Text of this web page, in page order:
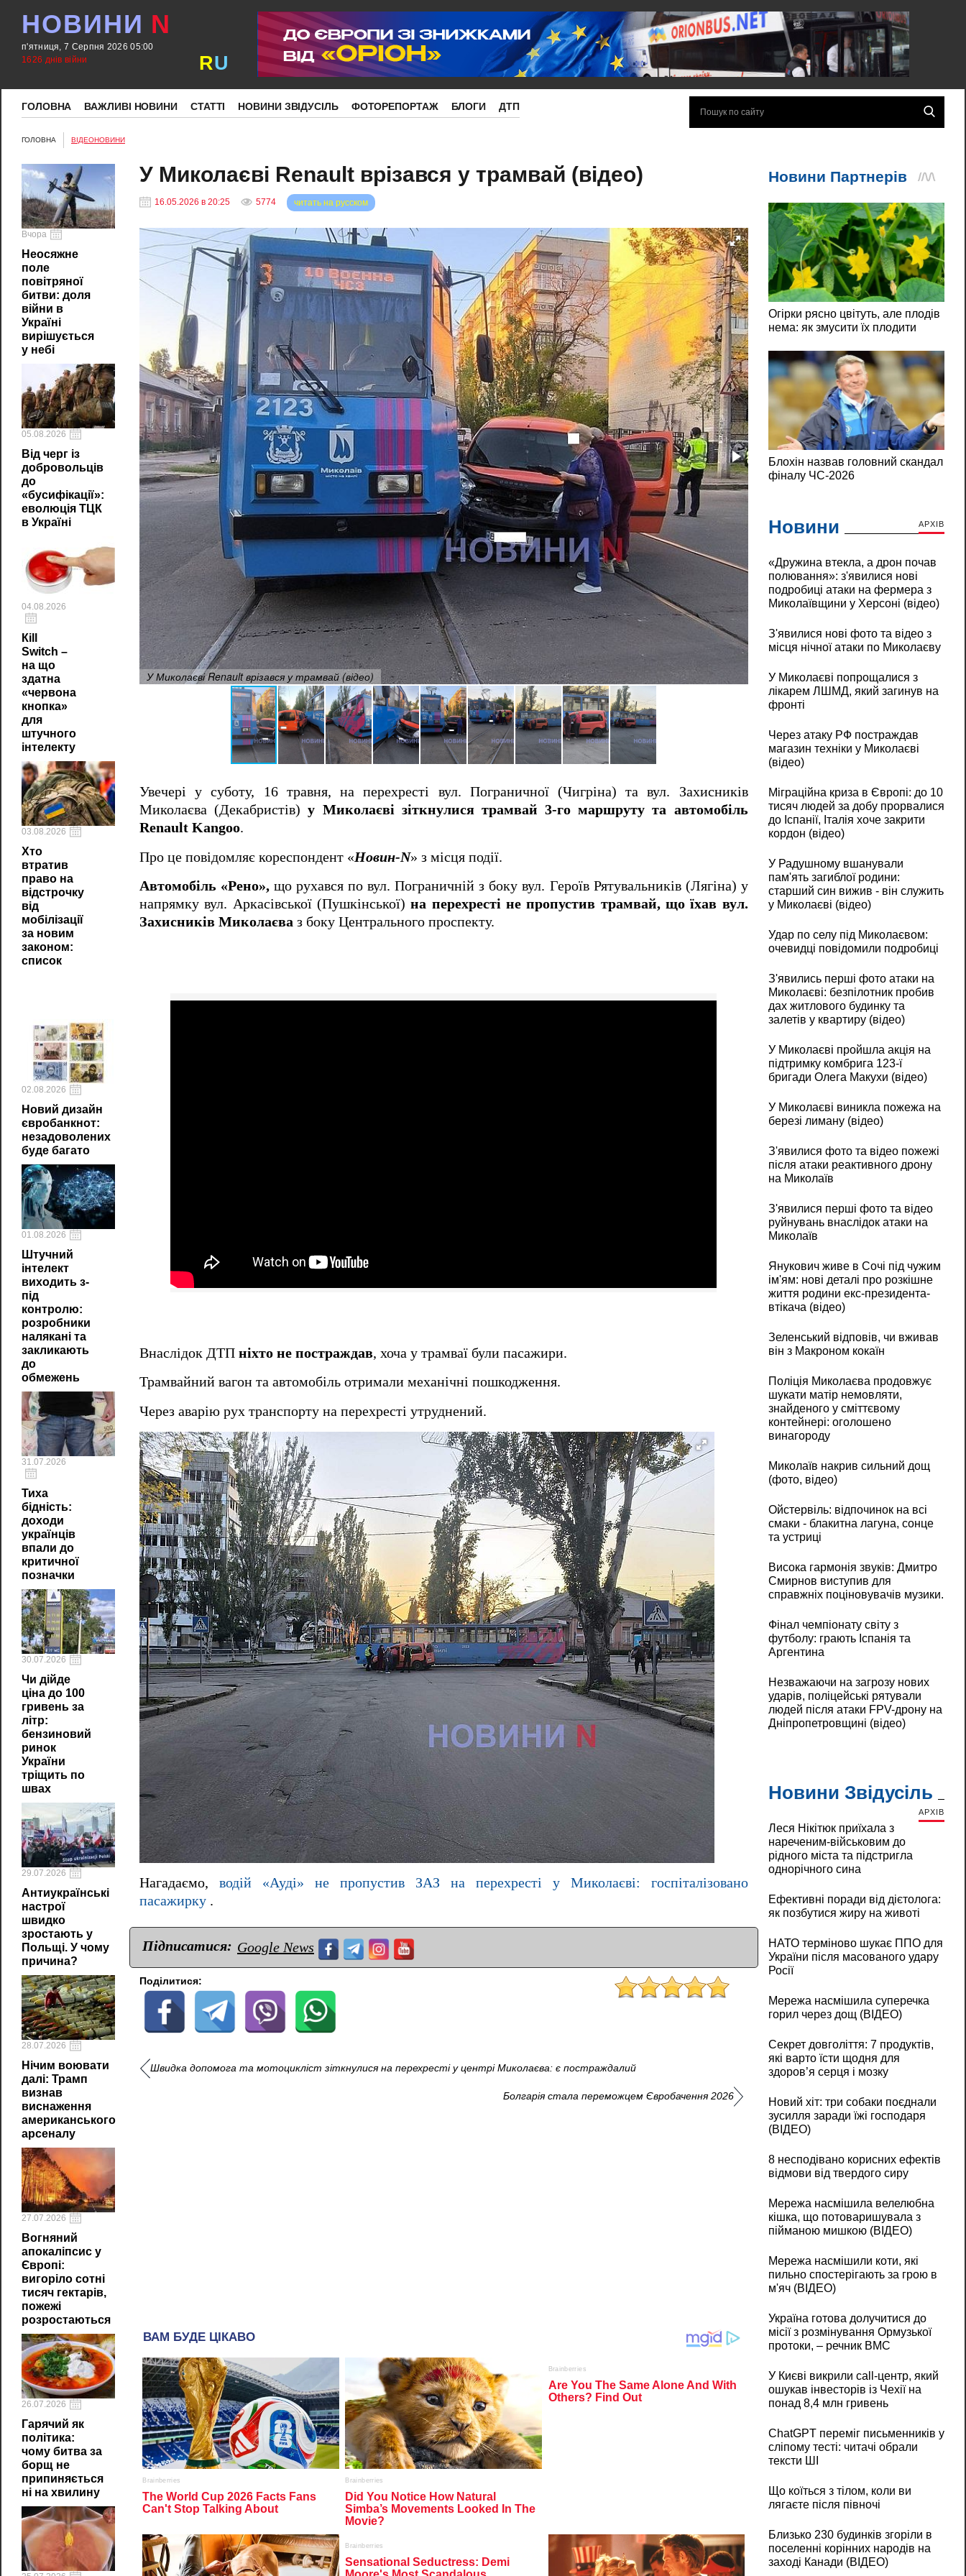
НОВИНИ N
п'ятниця, 7 Серпня 2026 05:00
1626 днів війни
RU
ГОЛОВНА ВАЖЛИВІ НОВИНИ СТАТТІ НОВИНИ ЗВІДУСІЛЬ ФОТОРЕПОРТАЖ БЛОГИ ДТП
ГОЛОВНА ВІДЕОНОВИНИ
Вчора
Неосяжне
поле
повітряної
битви: доля
війни в
Україні
вирішується
у небі
05.08.2026
Від черг із
добровольців
до
«бусифікації»:
еволюція ТЦК
в Україні
04.08.2026
Кill
Switch –
на що
здатна
«червона
кнопка»
для
штучного
інтелекту
03.08.2026
Хто
втратив
право на
відстрочку
від
мобілізації
за новим
законом:
список
02.08.2026
Новий дизайн
євробанкнот:
незадоволених
буде багато
01.08.2026
Штучний
інтелект
виходить з-
під
контролю:
розробники
налякані та
закликають
до
обмежень
31.07.2026
Тиха
бідність:
доходи
українців
впали до
критичної
позначки
30.07.2026
Чи дійде
ціна до 100
гривень за
літр:
бензиновий
ринок
України
тріщить по
швах
29.07.2026
Антиукраїнські
настрої
швидко
зростають у
Польщі. У чому
причина?
28.07.2026
Нічим воювати
далі: Трамп
визнав
виснаження
американського
арсеналу
27.07.2026
Вогняний
апокаліпсис у
Європі:
вигоріло сотні
тисяч гектарів,
пожежі
розростаються
26.07.2026
Гарячий як
політика:
чому битва за
борщ не
припиняється
ні на хвилину
У Миколаєві Renault врізався у трамвай (відео)
16.05.2026 в 20:25 5774 читать на русском
У Миколаєві Renault врізався у трамвай (відео) У Миколаєві Renault врізався у трамвай
Увечері у суботу, 16 травня, на перехресті вул. Пограничної (Чигріна) та вул. Захисників
Миколаєва (Декабристів)у Миколаєві зіткнулися трамвай 3-го маршруту та автомобіль
Renault Kangoo.
Про це повідомляє кореспондент «Новин-N» з місця події.
Автомобіль «Рено», що рухався по вул. Пограничній з боку вул. Героїв Рятувальників (Лягіна) у
напрямку вул. Аркасівської (Пушкінської)на перехресті не пропустив трамвай, що їхав вул.
Захисників Миколаєва з боку Центрального проспекту.
Внаслідок ДТП ніхто не постраждав, хоча у трамваї були пасажири.
Трамвайний вагон та автомобіль отримали механічні пошкодження.
Через аварію рух транспорту на перехресті утруднений.
Нагадаємо, водій «Ауді» не пропустив ЗАЗ на перехресті у Миколаєві: госпіталізовано
пасажирку .
Підписатися: Google News
Поділитися:
Швидка допомога та мотоцикліст зіткнулися на перехресті у центрі Миколаєва: є постраждалий
Болгарія стала переможцем Євробачення 2026
Новини АРХІВ
«Дружина втекла, а дрон почав
полювання»: з'явилися нові
подробиці атаки на фермера з
Миколаївщини у Херсоні (відео)
З'явилися нові фото та відео з
місця нічної атаки по Миколаєву
У Миколаєві попрощалися з
лікарем ЛШМД, який загинув на
фронті
Через атаку РФ постраждав
магазин техніки у Миколаєві
(відео)
Міграційна криза в Європі: до 10
тисяч людей за добу прорвалися
до Іспанії, Італія хоче закрити
кордон (відео)
У Радушному вшанували
пам'ять загиблої родини:
старший син вижив - він служить
у Миколаєві (відео)
Удар по селу під Миколаєвом:
очевидці повідомили подробиці
З'явились перші фото атаки на
Миколаєві: безпілотник пробив
дах житлового будинку та
залетів у квартиру (відео)
У Миколаєві пройшла акція на
підтримку комбрига 123-ї
бригади Олега Макухи (відео)
У Миколаєві виникла пожежа на
березі лиману (відео)
З'явилися фото та відео пожежі
після атаки реактивного дрону
на Миколаїв
З'явилися перші фото та відео
руйнувань внаслідок атаки на
Миколаїв
Янукович живе в Сочі під чужим
ім'ям: нові деталі про розкішне
життя родини екс-президента-
втікача (відео)
Зеленський відповів, чи вживав
він з Макроном кокаїн
Поліція Миколаєва продовжує
шукати матір немовляти,
знайденого у сміттєвому
контейнері: оголошено
винагороду
Миколаїв накрив сильний дощ
(фото, відео)
Ойстервіль: відпочинок на всі
смаки - блакитна лагуна, сонце
та устриці
Висока гармонія звуків: Дмитро
Смирнов виступив для
справжніх поціновувачів музики.
Фінал чемпіонату світу з
футболу: грають Іспанія та
Аргентина
Незважаючи на загрозу нових
ударів, поліцейські рятували
людей після атаки FPV-дрону на
Дніпропетровщині (відео)
Новини Звідусіль
АРХІВ
Леся Нікітюк приїхала з
нареченим-військовим до
рідного міста та підстригла
однорічного сина
Ефективні поради від дієтолога:
як позбутися жиру на животі
НАТО терміново шукає ППО для
України після масованого удару
Росії
Мережа насмішила суперечка
горил через дощ (ВІДЕО)
Секрет довголіття: 7 продуктів,
які варто їсти щодня для
здоров’я серця і мозку
Новий хіт: три собаки поєднали
зусилля заради їжі господаря
(ВІДЕО)
8 несподівано корисних ефектів
відмови від твердого сиру
Мережа насмішила велелюбна
кішка, що потоваришувала з
пійманою мишкою (ВІДЕО)
Мережа насмішили коти, які
пильно спостерігають за грою в
м'яч (ВІДЕО)
Україна готова долучитися до
місії з розмінування Ормузької
протоки, – речник ВМС
У Києві викрили call-центр, який
ошукав інвесторів із Чехії на
понад 8,4 млн гривень
ChatGPT переміг письменників у
сліпому тесті: читачі обрали
тексти ШІ
Що коїться з тілом, коли ви
лягаєте після півночі
Близько 230 будинків згоріли в
поселенні корінних народів на
заході Канади (ВІДЕО)